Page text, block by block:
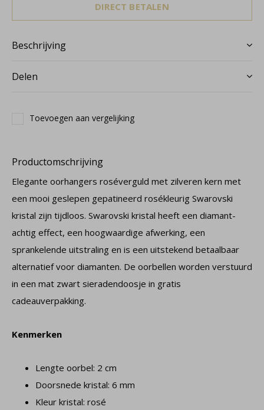
DIRECT BETALEN
Beschrijving
Delen
Toevoegen aan vergelijking
Productomschrijving
Elegante oorhangers roséverguld met zilveren kern met
een mooi geslepen gepatineerd rosékleurig Swarovski
kristal zijn tijdloos. Swarovski kristal heeft een diamant-
achtig effect, een hoogwaardige afwerking, een
sprankelende uitstraling en is een uitstekend betaalbaar
alternatief voor diamanten. De oorbellen worden verstuurd
in een mat zwart sieradendoosje in gratis
cadeauverpakking.
Kenmerken
Lengte oorbel: 2 cm
Doorsnede kristal: 6 mm
Kleur kristal: rosé